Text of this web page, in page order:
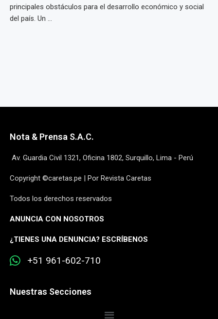
principales obstáculos para el desarrollo económico y social
del país. Un ...
Nota & Prensa S.A.C.
Av. Guardia Civil 1321, Oficina 1802, Surquillo, Lima - Perú
Copyright ©caretas.pe | Por Revista Caretas
Todos los derechos reservados
ANUNCIA CON NOSOTROS
¿TIENES UNA DENUNCIA? ESCRÍBENOS
+51 961-602-710
Nuestras Secciones